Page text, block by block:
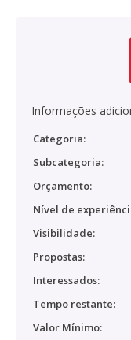
Informações
Categoria:
Subcategoria:
Orçamento:
Nível de
Visibilidade:
Propostas:
Interessados:
Tempo restante:
Valor Mínimo: